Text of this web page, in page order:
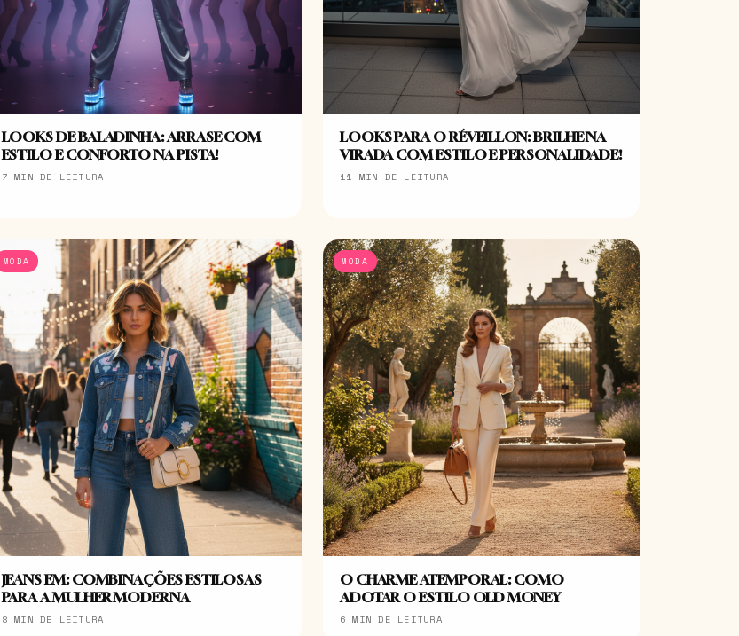
LOOKS DE BALADINHA: ARRASE COM
ESTILO E CONFORTO NA PISTA!
7 MIN DE LEITURA
LOOKS PARA O RÉVEILLON: BRILHE NA
VIRADA COM ESTILO E PERSONALIDADE!
11 MIN DE LEITURA
MODA
JEANS EM: COMBINAÇÕES ESTILOSAS
PARA A MULHER MODERNA
8 MIN DE LEITURA
MODA
O CHARME ATEMPORAL: COMO
ADOTAR O ESTILO OLD MONEY
6 MIN DE LEITURA